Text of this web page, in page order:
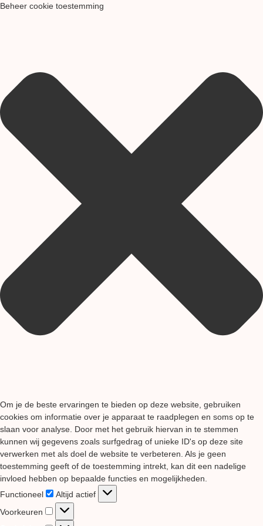
Beheer cookie toestemming
Om je de beste ervaringen te bieden op deze website, gebruiken
cookies om informatie over je apparaat te raadplegen en soms op te
slaan voor analyse. Door met het gebruik hiervan in te stemmen
kunnen wij gegevens zoals surfgedrag of unieke ID's op deze site
verwerken met als doel de website te verbeteren. Als je geen
toestemming geeft of de toestemming intrekt, kan dit een nadelige
invloed hebben op bepaalde functies en mogelijkheden.
Functioneel
Functioneel
Altijd actief
Voorkeuren
Voorkeuren